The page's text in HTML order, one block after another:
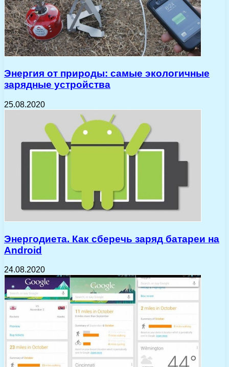
Энергия от природы: самые экологичные
зарядные устройства
25.08.2020
Энергодиета. Как сберечь заряд батареи на
Android
24.08.2020